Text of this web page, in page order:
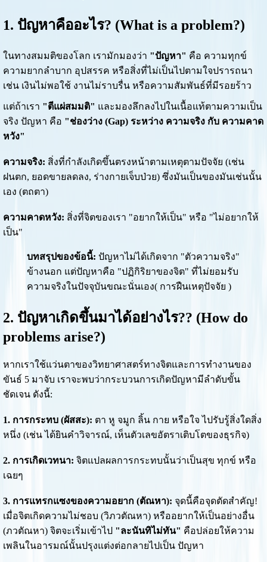
1. ปัญหาคืออะไร? (What is a problem?)
ในทางสมมติของโลก เรามักมองว่า "ปัญหา" คือ ความทุกข์
ความยากลำบาก อุปสรรค หรือสิ่งที่ไม่เป็นไปตามใจปรารถนา
เช่น เงินไม่พอใช้ งานไม่ราบรื่น หรือความสัมพันธ์ที่มีรอยร้าว
แต่ถ้าเรา "ตีแผ่สมมติ" และมองลึกลงไปในเนื้อแท้ตามความเป็น
จริง ปัญหา คือ "ช่องว่าง (Gap) ระหว่าง ความจริง กับ ความคาด
หวัง"
ความจริง: สิ่งที่กำลังเกิดขึ้นตรงหน้าตามเหตุตามปัจจัย (เช่น
ฝนตก, ยอดขายลดลง, ร่างกายเจ็บป่วย) ซึ่งมันเป็นของมันเช่นนั้น
เอง (ตถตา)
ความคาดหวัง: สิ่งที่จิตของเรา "อยากให้เป็น" หรือ "ไม่อยากให้
เป็น"
บทสรุปของข้อนี้: ปัญหาไม่ได้เกิดจาก "ตัวความจริง"
ข้างนอก แต่ปัญหาคือ "ปฏิกิริยาของจิต" ที่ไม่ยอมรับ
ความจริงในปัจจุบันขณะนั่นเอง( การฝืนเหตุปัจจัย )
2. ปัญหาเกิดขึ้นมาได้อย่างไร?? (How do
problems arise?)
หากเราใช้แว่นตาของวิทยาศาสตร์ทางจิตและการทำงานของ
ขันธ์ 5 มาจับ เราจะพบว่ากระบวนการเกิดปัญหามีลำดับขั้น
ชัดเจน ดังนี้:
1. การกระทบ (ผัสสะ): ตา หู จมูก ลิ้น กาย หรือใจ ไปรับรู้สิ่งใดสิ่ง
หนึ่ง (เช่น ได้ยินคำวิจารณ์, เห็นตัวเลขอัตราเติบโตของธุรกิจ)
2. การเกิดเวทนา: จิตแปลผลการกระทบนั้นว่าเป็นสุข ทุกข์ หรือ
เฉยๆ
3. การแทรกแซงของความอยาก (ตัณหา): จุดนี้คือจุดตัดสำคัญ!
เมื่อจิตเกิดความไม่ชอบ (วิภวตัณหา) หรืออยากให้เป็นอย่างอื่น
(ภวตัณหา) จิตจะเริ่มเข้าไป "ละนันทิไม่ทัน" คือปล่อยให้ความ
เพลินในอารมณ์นั้นปรุงแต่งต่อกลายไปเป็น ปัญหา